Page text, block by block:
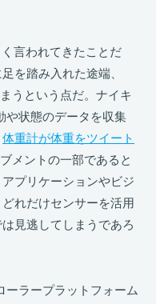
言われてきたことだ
を踏み入れた途端、
うという点だ。ナイキ
や状態のデータを収集
体重計が体重をツイート
メントの一部であると
プリケーションやビジ
れだけセンサーを活用
見逃してしまうであろ
ーラープラットフォーム